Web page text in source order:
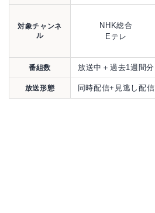
対象チャンネ
ル
NHK総合
Eテレ
番組数 放送中＋過去1週間分
放送形態 同時配信+見逃し配信